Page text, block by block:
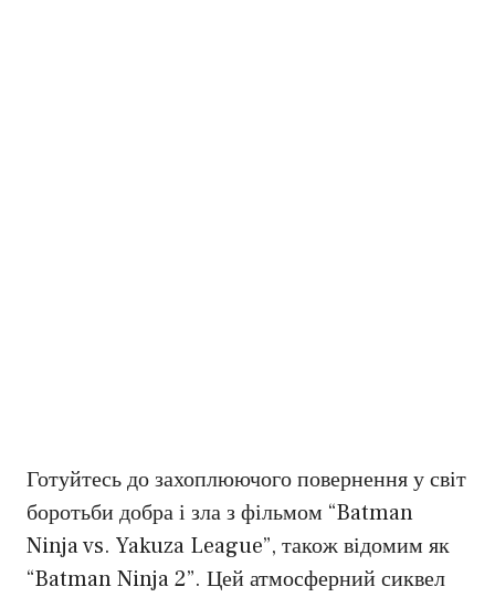
Готуйтесь до захоплюючого повернення у світ
боротьби добра і зла з фільмом “Batman
Ninja vs. Yakuza League”, також відомим як
“Batman Ninja 2”. Цей атмосферний сиквел